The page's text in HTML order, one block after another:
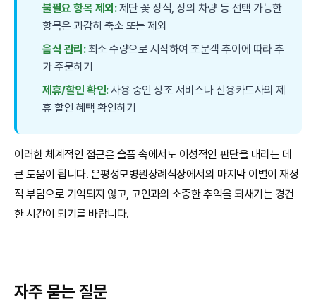
불필요 항목 제외:제단 꽃 장식, 장의 차량 등 선택 가능한
항목은 과감히 축소 또는 제외
음식 관리:최소 수량으로 시작하여 조문객 추이에 따라 추
가 주문하기
제휴/할인 확인:사용 중인 상조 서비스나 신용카드사의 제
휴 할인 혜택 확인하기
이러한 체계적인 접근은 슬픔 속에서도 이성적인 판단을 내리는 데
큰 도움이 됩니다. 은평성모병원장례식장에서의 마지막 이별이 재정
적 부담으로 기억되지 않고, 고인과의 소중한 추억을 되새기는 경건
한 시간이 되기를 바랍니다.
자주 묻는 질문